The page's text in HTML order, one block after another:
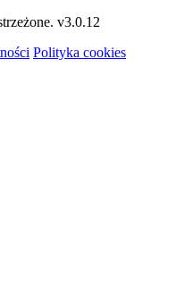
v3.0.12
Polityka cookies